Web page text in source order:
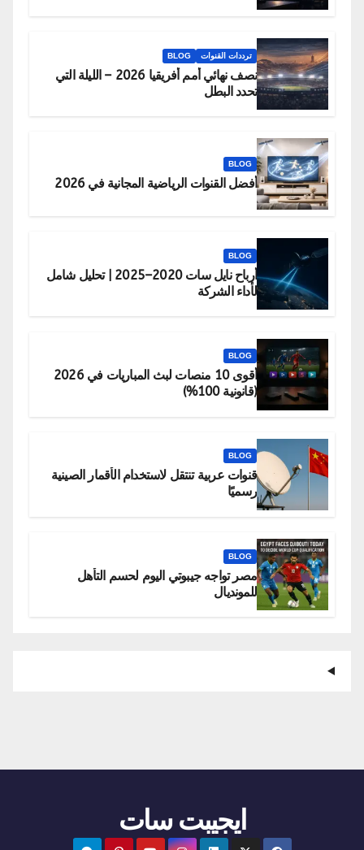
ترددات القنوات BLOG
نصف نهائي أمم أفريقيا 2026 – الليلة التي
تحدد البطل
BLOG
أفضل القنوات الرياضية المجانية في 2026
BLOG
أرباح نايل سات 2020–2025 | تحليل شامل
لأداء الشركة
BLOG
أقوى 10 منصات لبث المباريات في 2026
(قانونية 100%)
BLOG
قنوات عربية تنتقل لاستخدام الأقمار الصينية
رسميًا
BLOG
مصر تواجه جيبوتي اليوم لحسم التأهل
للمونديال
ايجيبت سات